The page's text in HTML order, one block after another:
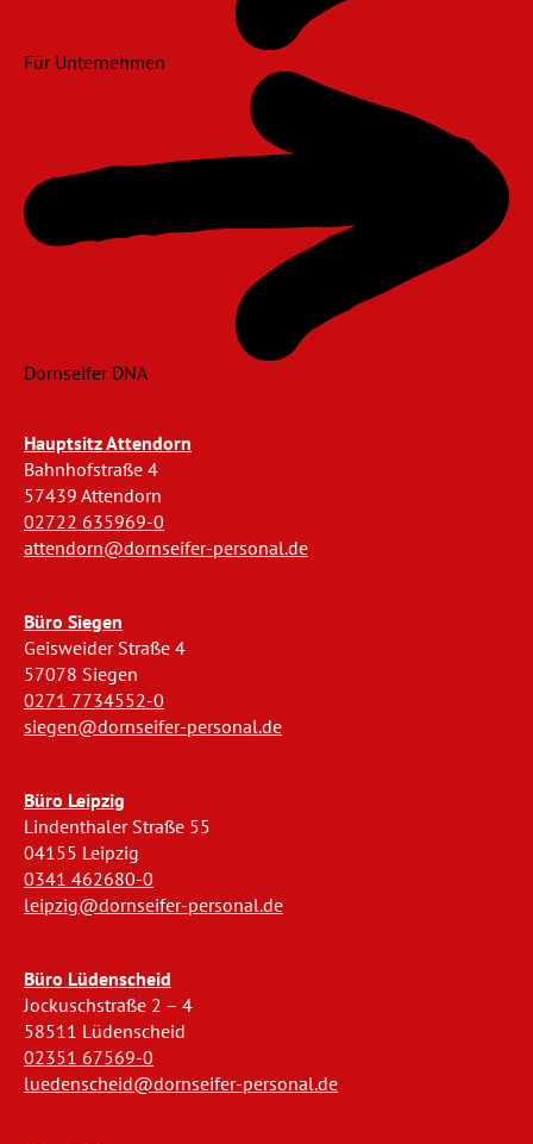
Für Unternehmen
Dornseifer DNA
Hauptsitz Attendorn
Bahnhofstraße 4
57439 Attendorn
02722 635969-0
attendorn@dornseifer-personal.de
Büro Siegen
Geisweider Straße 4
57078 Siegen
0271 7734552-0
siegen@dornseifer-personal.de
Büro Leipzig
Lindenthaler Straße 55
04155 Leipzig
0341 462680-0
leipzig@dornseifer-personal.de
Büro Lüdenscheid
Jockuschstraße 2 – 4
58511 Lüdenscheid
02351 67569-0
luedenscheid@dornseifer-personal.de